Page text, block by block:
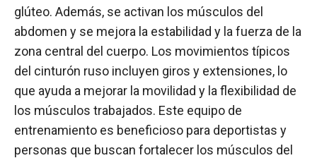
glúteo. Además, se activan los músculos del
abdomen y se mejora la estabilidad y la fuerza de la
zona central del cuerpo. Los movimientos típicos
del cinturón ruso incluyen giros y extensiones, lo
que ayuda a mejorar la movilidad y la flexibilidad de
los músculos trabajados. Este equipo de
entrenamiento es beneficioso para deportistas y
personas que buscan fortalecer los músculos del